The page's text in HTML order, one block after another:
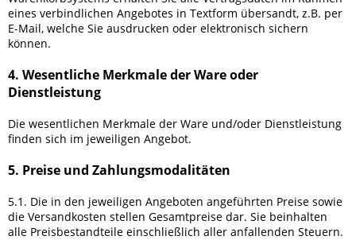
eines verbindlichen Angebotes in Textform übersandt, z.B. per
E-Mail, welche Sie ausdrucken oder elektronisch sichern
können.
4. Wesentliche Merkmale der Ware oder
Dienstleistung
Die wesentlichen Merkmale der Ware und/oder Dienstleistung
finden sich im jeweiligen Angebot.
5. Preise und Zahlungsmodalitäten
5.1. Die in den jeweiligen Angeboten angeführten Preise sowie
die Versandkosten stellen Gesamtpreise dar. Sie beinhalten
alle Preisbestandteile einschließlich aller anfallenden Steuern.